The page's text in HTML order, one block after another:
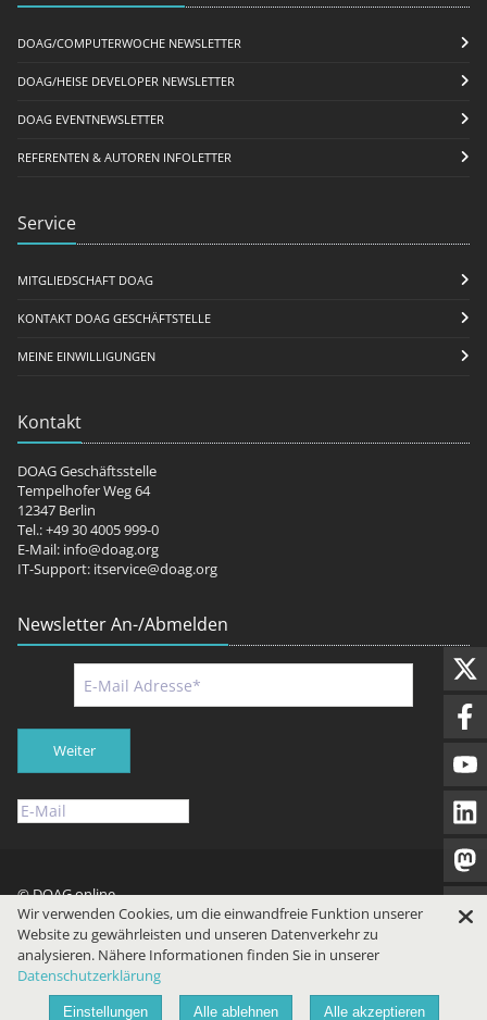
DOAG/COMPUTERWOCHE NEWSLETTER
DOAG/HEISE DEVELOPER NEWSLETTER
DOAG EVENTNEWSLETTER
REFERENTEN & AUTOREN INFOLETTER
Service
MITGLIEDSCHAFT DOAG
KONTAKT DOAG GESCHÄFTSTELLE
MEINE EINWILLIGUNGEN
Kontakt
DOAG Geschäftsstelle
Tempelhofer Weg 64
12347 Berlin
Tel.: +49 30 4005 999-0
E-Mail: info@doag.org
IT-Support: itservice@doag.org
Newsletter An-/Abmelden
Weiter
© DOAG online
Impressum
Datenschutz Nutzungsbedingungen
Wir verwenden Cookies, um die einwandfreie Funktion unserer
Website zu gewährleisten und unseren Datenverkehr zu
analysieren. Nähere Informationen finden Sie in unserer
Datenschutzerklärung
Einstellungen Alle ablehnen Alle akzeptieren